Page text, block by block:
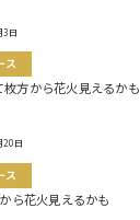
日
ス
枚方から花火見えるかも
日
ス
ら花火見えるかも